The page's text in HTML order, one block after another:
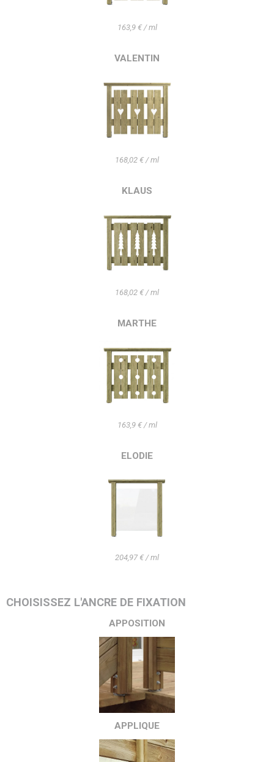
163,9 € / ml
VALENTIN
168,02 € / ml
KLAUS
168,02 € / ml
MARTHE
163,9 € / ml
ELODIE
204,97 € / ml
CHOISISSEZ L'ANCRE DE FIXATION
APPOSITION
APPLIQUE